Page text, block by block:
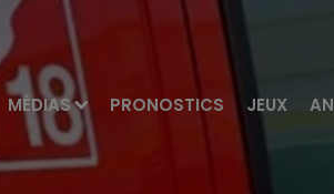
MÉDIAS PRONOSTICS JEUX